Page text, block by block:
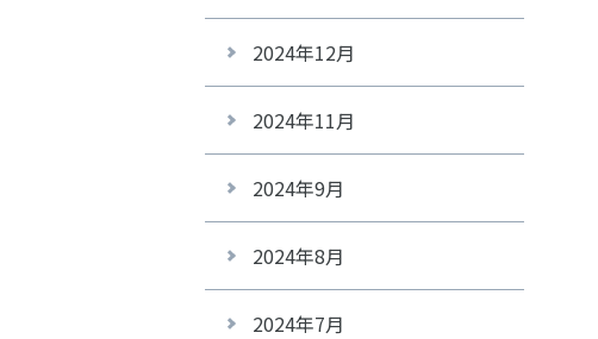
2024年12月
2024年11月
2024年9月
2024年8月
2024年7月